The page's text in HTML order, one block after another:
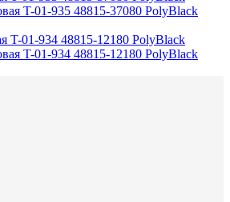
T-01-934 48815-12180 PolyBlack